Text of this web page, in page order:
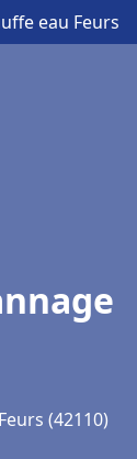
eau Feurs
(42110)